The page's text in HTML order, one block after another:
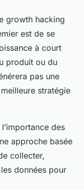
growth hacking
est de se
à court
produit ou du
pas une
stratégie
des
approche basée
collecter,
données pour